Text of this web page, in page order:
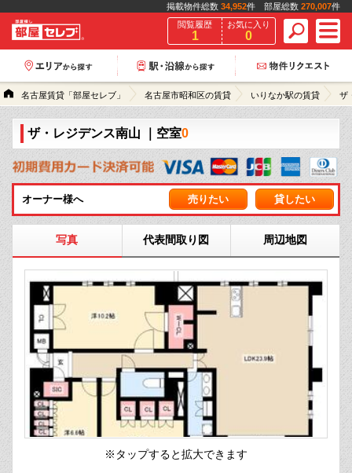
掲載物件総数 34,952件 部屋総数 270,007件
閲覧履歴
1
お気に入り
0
名古屋賃貸「部屋セレブ」 名古屋市昭和区の賃貸 いりなか駅の賃貸 ザ
ザ・レジデンス南山 ｜空室0
オーナー様へ 売りたい 貸したい
写真 代表間取り図 周辺地図
※タップすると拡大できます